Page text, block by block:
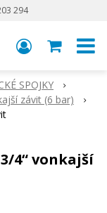
294
SPOJKY
závit (6 bar)
4“ vonkajší